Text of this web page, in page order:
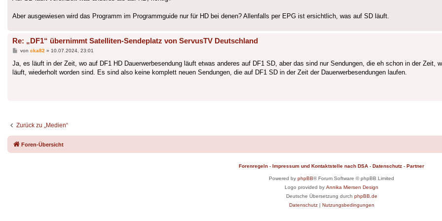
Aber ausgewiesen wird das Programm im Programmguide nur für HD bei denen? Allenfalls per EPG ist ersichtlich, was auf SD läuft.
Re: „DF1“ übernimmt Satelliten-Sendeplatz von ServusTV Deutschland
Beitrag
von cka82 » 10.07.2024, 23:01
Ja, es läuft in der Zeit, wo auf DF1 HD Dauerwerbesendung läuft etwas anderes auf DF1 SD, aber das sind nur Sendungen, die eh schon in der Zeit,
läuft, wiederholt worden sind. Es sind also keine komplett neuen Sendungen, die auf DF1 SD in der Zeit der Dauerwerbesendungen laufen.
Zurück zu „Medien“
Foren-Übersicht
Forenregeln - Impressum und Kontaktstelle nach DSA - Datenschutz - Partner
Powered by phpBB® Forum Software © phpBB Limited
Logo provided by Annika Miersen Design
Deutsche Übersetzung durch phpBB.de
Datenschutz| Nutzungsbedingungen